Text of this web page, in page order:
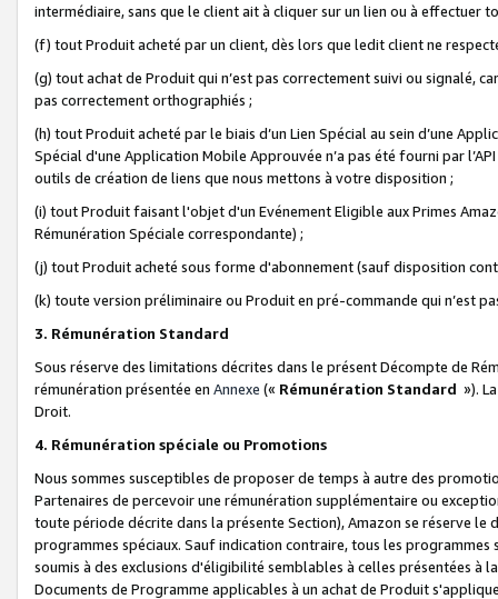
intermédiaire, sans que le client ait à cliquer sur un lien ou à
(f) tout Produit acheté par un client, dès lors que ledit client ne
(g) tout achat de Produit qui n’est pas correctement suivi ou signalé,
pas correctement orthographiés ;
(h) tout Produit acheté par le biais d’un Lien Spécial au sein d’une
Spécial d'une Application Mobile Approuvée n’a pas été fourni par
outils de création de liens que nous mettons à votre disposition ;
(i) tout Produit faisant l'objet d'un Evénement Eligible aux Primes
Rémunération Spéciale correspondante) ;
(j) tout Produit acheté sous forme d'abonnement (sauf disposition
(k) toute version préliminaire ou Produit en pré-commande qui n’est
3. Rémunération Standard
Sous réserve des limitations décrites dans le présent Décompte de
rémunération présentée en Annexe (« Rémunération Standard »).
Droit.
4. Rémunération spéciale ou Promotions
Nous sommes susceptibles de proposer de temps à autre des
Partenaires de percevoir une rémunération supplémentaire ou
toute période décrite dans la présente Section), Amazon se réserve
programmes spéciaux. Sauf indication contraire, tous les
soumis à des exclusions d'éligibilité semblables à celles présentées à
Documents de Programme applicables à un achat de Produit